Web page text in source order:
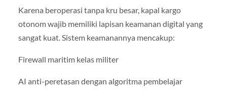
Karena beroperasi tanpa kru besar, kapal kargo
otonom wajib memiliki lapisan keamanan digital yang
sangat kuat. Sistem keamanannya mencakup:
Firewall maritim kelas militer
AI anti-peretasan dengan algoritma pembelajar